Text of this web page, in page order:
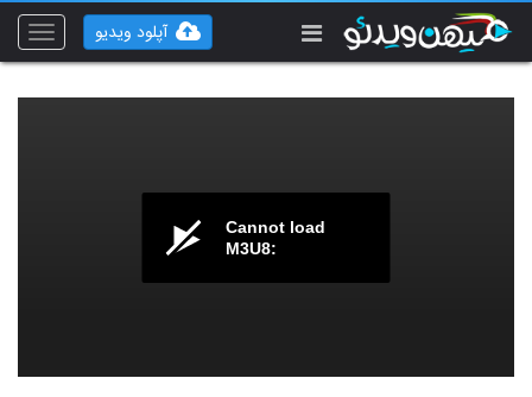
Toggle
آپلود ویدیو
Cannot load
M3U8: